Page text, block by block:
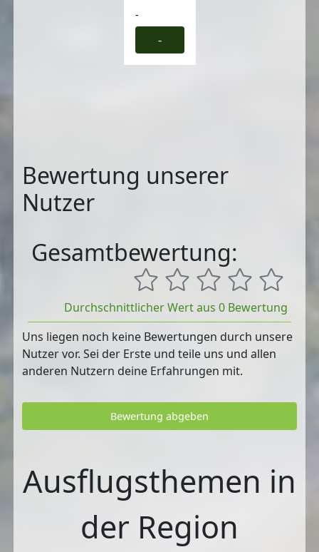
-
-
Bewertung unserer
Nutzer
Gesamtbewertung:
Durchschnittlicher Wert aus 0 Bewertung
Uns liegen noch keine Bewertungen durch unsere
Nutzer vor. Sei der Erste und teile uns und allen
anderen Nutzern deine Erfahrungen mit.
Bewertung abgeben
Ausflugsthemen in
der Region